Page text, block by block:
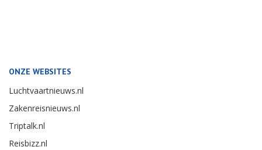
ONZE WEBSITES
Luchtvaartnieuws.nl
Zakenreisnieuws.nl
Triptalk.nl
Reisbizz.nl